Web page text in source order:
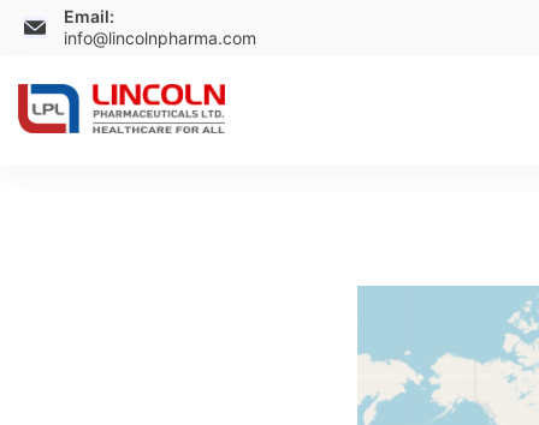
Email:
info@lincolnpharma.com